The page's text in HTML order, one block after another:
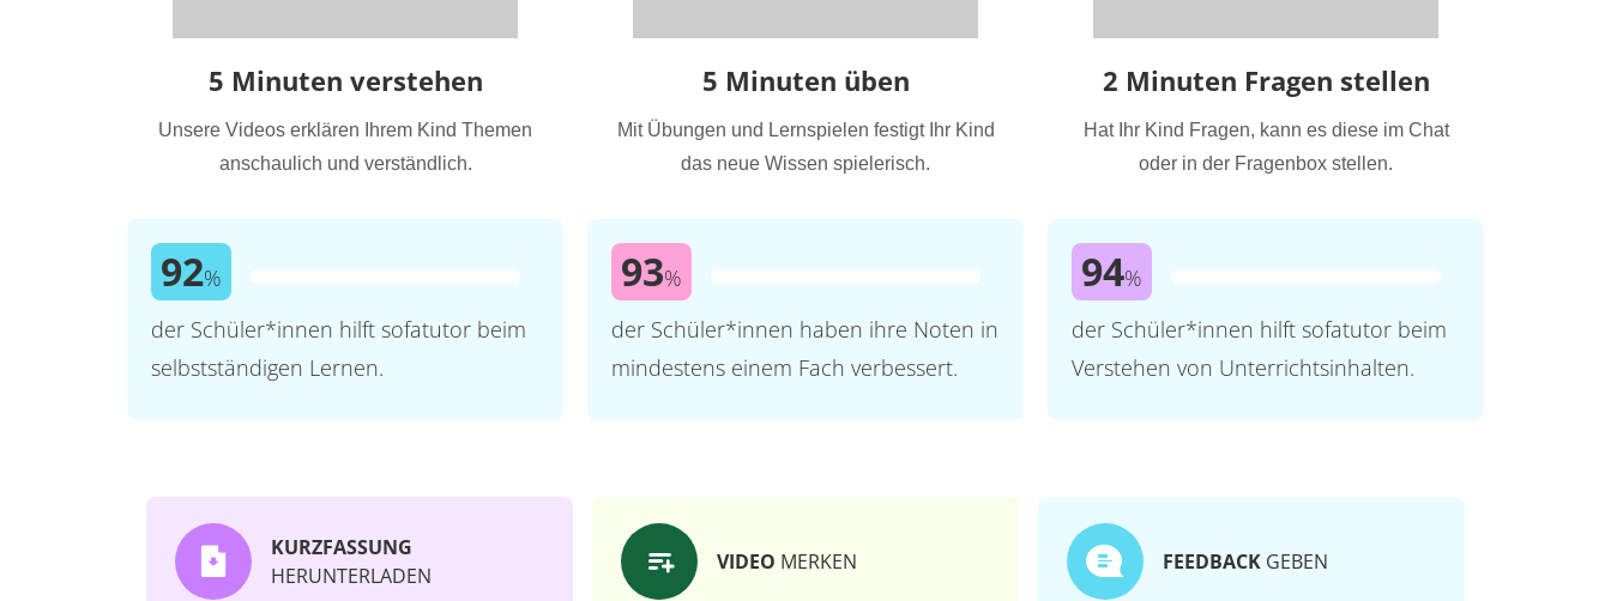
5 Minuten verstehen
Unsere Videos erklären Ihrem Kind Themen
anschaulich und verständlich.
92%
der Schüler*innen hilft sofatutor beim
selbstständigen Lernen.
5 Minuten üben
Mit Übungen und Lernspielen festigt Ihr Kind
das neue Wissen spielerisch.
93%
der Schüler*innen haben ihre Noten in
mindestens einem Fach verbessert.
2 Minuten Fragen stellen
Hat Ihr Kind Fragen, kann es diese im Chat
oder in der Fragenbox stellen.
94%
der Schüler*innen hilft sofatutor beim
Verstehen von Unterrichtsinhalten.
KURZFASSUNG
HERUNTERLADEN
VIDEO MERKEN FEEDBACK GEBEN